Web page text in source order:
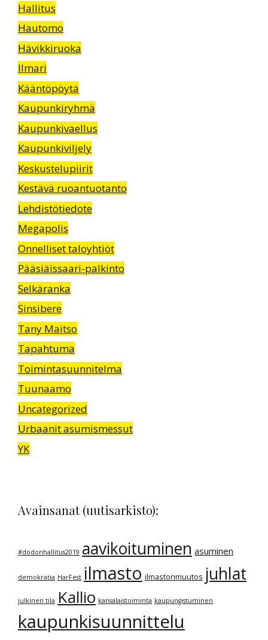
Hallitus
Hautomo
Hävikkiruoka
Ilmari
Kääntöpöytä
Kaupunkiryhmä
Kaupunkivaellus
Kaupunkiviljely
Keskustelupiirit
Kestävä ruoantuotanto
Lehdistötiedote
Megapolis
Onnelliset taloyhtiöt
Pääsiäissaari-palkinto
Selkäranka
Sinsibere
Tany Maitso
Tapahtuma
Toimintasuunnitelma
Tuunaamo
Uncategorized
Urbaanit asumismessut
YK
Avainsanat (uutisarkisto):
#dodonhallitus2019 aavikoituminen asuminen
demokratia HarFest ilmasto ilmastonmuutos juhlat
julkinen tila Kallio kansalaistoiminta kaupungistuminen
kaupunkisuunnittelu